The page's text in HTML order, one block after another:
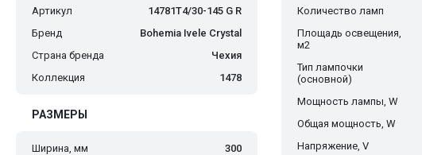
Артикул
14781T4/30-145 G R
Бренд
Bohemia Ivele Crystal
Страна бренда
Чехия
Коллекция
1478
РАЗМЕРЫ
Ширина, мм 300
Количество ламп
Площадь освещения,
м2
Тип лампочки
(основной)
Мощность лампы, W
Общая мощность, W
Напряжение, V